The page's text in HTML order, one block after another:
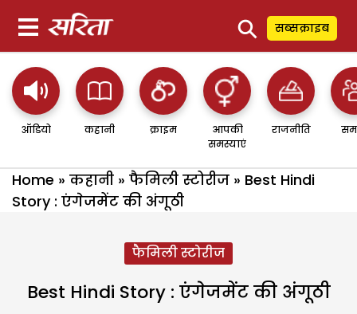
⚲ सब्सक्राइब
ऑडियो कहानी क्राइम
आपकी
समस्याएं
राजनीति
Home » कहानी » फैमिली स्टोरीज » Best Hindi
Story : एंगेजमेंट की अंगूठी
फैमिली स्टोरीज
Best Hindi Story : एंगेजमेंट की अंगूठी